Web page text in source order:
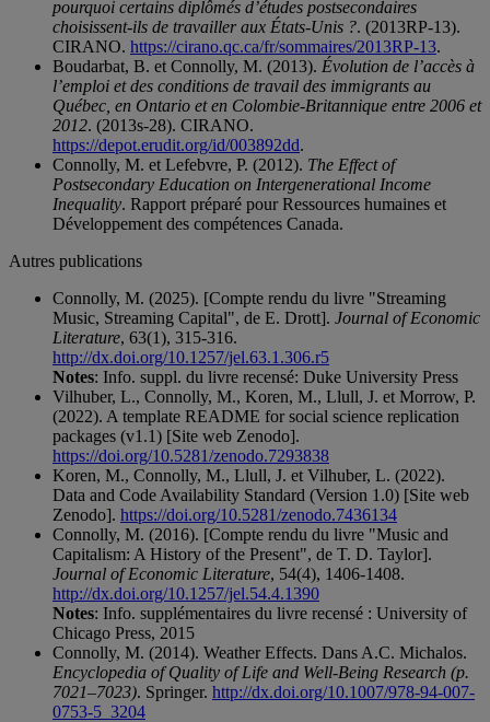
pourquoi certains diplômés d’études postsecondaires
choisissent-ils de travailler aux États-Unis ?. (2013RP-13).
CIRANO. https://cirano.qc.ca/fr/sommaires/2013RP-13.
Boudarbat, B. et Connolly, M. (2013). Évolution de l’accès à
l’emploi et des conditions de travail des immigrants au
Québec, en Ontario et en Colombie-Britannique entre 2006 et
2012. (2013s-28). CIRANO.
https://depot.erudit.org/id/003892dd.
Connolly, M. et Lefebvre, P. (2012). The Effect of
Postsecondary Education on Intergenerational Income
Inequality. Rapport préparé pour Ressources humaines et
Développement des compétences Canada.
Autres publications
Connolly, M. (2025). [Compte rendu du livre "Streaming
Music, Streaming Capital", de E. Drott]. Journal of Economic
Literature, 63(1), 315-316.
http://dx.doi.org/10.1257/jel.63.1.306.r5
Notes: Info. suppl. du livre recensé: Duke University Press
Vilhuber, L., Connolly, M., Koren, M., Llull, J. et Morrow, P.
(2022). A template README for social science replication
packages (v1.1) [Site web Zenodo].
https://doi.org/10.5281/zenodo.7293838
Koren, M., Connolly, M., Llull, J. et Vilhuber, L. (2022).
Data and Code Availability Standard (Version 1.0) [Site web
Zenodo]. https://doi.org/10.5281/zenodo.7436134
Connolly, M. (2016). [Compte rendu du livre "Music and
Capitalism: A History of the Present", de T. D. Taylor].
Journal of Economic Literature, 54(4), 1406-1408.
http://dx.doi.org/10.1257/jel.54.4.1390
Notes: Info. supplémentaires du livre recensé : University of
Chicago Press, 2015
Connolly, M. (2014). Weather Effects. Dans A.C. Michalos.
Encyclopedia of Quality of Life and Well-Being Research (p.
7021–7023). Springer. http://dx.doi.org/10.1007/978-94-007-
0753-5_3204